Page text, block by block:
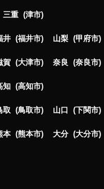
回数：12 / 1セッション
タ
学
グループレッスン
7,700 円(税込) / 月
三重 津市
井 福井市 山梨 甲府市
賀 大津市 奈良 奈良市
知 高知市
取 鳥取市 山口 下関市
本 熊本市 大分 大分市